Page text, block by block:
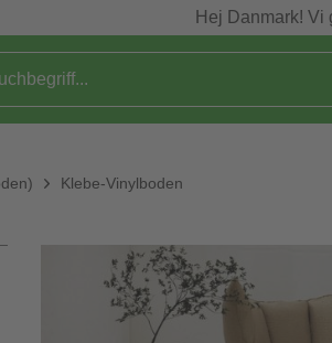
Hej Danmark!
Klebe-Vinylboden